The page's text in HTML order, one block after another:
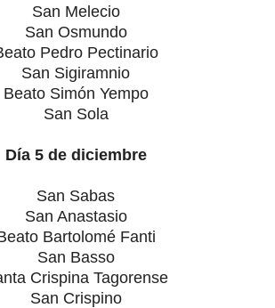
San Melecio
San Osmundo
Pedro Pectinario
San Sigiramnio
Beato Simón Yempo
San Sola
Día 5 de diciembre
San Sabas
San Anastasio
Bartolomé Fanti
San Basso
Crispina Tagorense
San Crispino